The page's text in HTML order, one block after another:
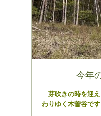
今年
芽吹きの時を迎え
わりゆく木曽谷で